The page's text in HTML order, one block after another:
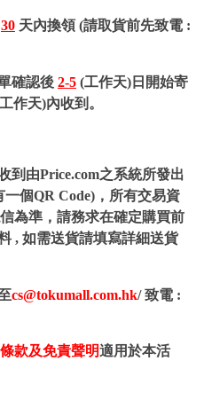
30 天內換領 (請取貨前先致電 :
確認後 2-5 (工作天)日開始寄
作天)內收到。
到由Price.com之系統所發出
個QR Code)，所有交易資
為準，請務求在確定購買前
, 如需送貨請填寫詳細送貨
cs@tokumall.com.hk/ 致電 :
款及免責聲明適用於本活